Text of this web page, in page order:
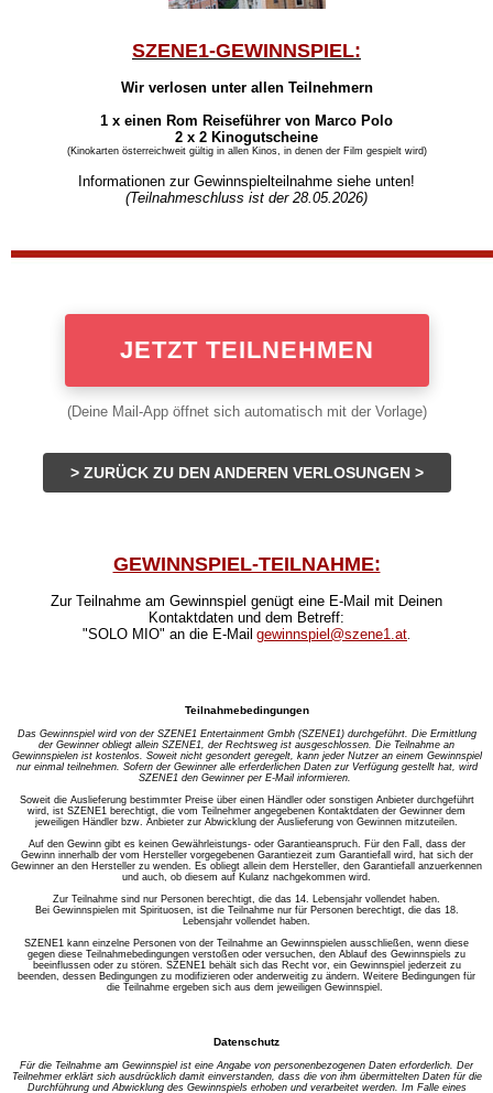
SZENE1-GEWINNSPIEL:
Wir verlosen unter allen Teilnehmern
1 x einen Rom Reiseführer von Marco Polo
2 x 2 Kinogutscheine
(Kinokarten österreichweit gültig in allen Kinos, in denen der Film gespielt wird)
Informationen zur Gewinnspielteilnahme siehe unten!
(Teilnahmeschluss ist der 28.05.2026)
JETZT TEILNEHMEN
(Deine Mail-App öffnet sich automatisch mit der Vorlage)
> ZURÜCK ZU DEN ANDEREN VERLOSUNGEN >
GEWINNSPIEL-TEILNAHME:
Zur Teilnahme am Gewinnspiel genügt eine E-Mail mit Deinen
Kontaktdaten und dem Betreff:
"SOLO MIO" an die E-Mail gewinnspiel@szene1.at.
Teilnahmebedingungen
Das Gewinnspiel wird von der SZENE1 Entertainment Gmbh (SZENE1) durchgeführt. Die Ermittlung
der Gewinner obliegt allein SZENE1, der Rechtsweg ist ausgeschlossen. Die Teilnahme an
Gewinnspielen ist kostenlos. Soweit nicht gesondert geregelt, kann jeder Nutzer an einem Gewinnspiel
nur einmal teilnehmen. Sofern der Gewinner alle erferderlichen Daten zur Verfügung gestellt hat, wird
SZENE1 den Gewinner per E-Mail informieren.
Soweit die Auslieferung bestimmter Preise über einen Händler oder sonstigen Anbieter durchgeführt
wird, ist SZENE1 berechtigt, die vom Teilnehmer angegebenen Kontaktdaten der Gewinner dem
jeweiligen Händler bzw. Anbieter zur Abwicklung der Auslieferung von Gewinnen mitzuteilen.
Auf den Gewinn gibt es keinen Gewährleistungs- oder Garantieanspruch. Für den Fall, dass der
Gewinn innerhalb der vom Hersteller vorgegebenen Garantiezeit zum Garantiefall wird, hat sich der
Gewinner an den Hersteller zu wenden. Es obliegt allein dem Hersteller, den Garantiefall anzuerkennen
und auch, ob diesem auf Kulanz nachgekommen wird.
Zur Teilnahme sind nur Personen berechtigt, die das 14. Lebensjahr vollendet haben.
Bei Gewinnspielen mit Spirituosen, ist die Teilnahme nur für Personen berechtigt, die das 18.
Lebensjahr vollendet haben.
SZENE1 kann einzelne Personen von der Teilnahme an Gewinnspielen ausschließen, wenn diese
gegen diese Teilnahmebedingungen verstoßen oder versuchen, den Ablauf des Gewinnspiels zu
beeinflussen oder zu stören. SZENE1 behält sich das Recht vor, ein Gewinnspiel jederzeit zu
beenden, dessen Bedingungen zu modifizieren oder anderweitig zu ändern. Weitere Bedingungen für
die Teilnahme ergeben sich aus dem jeweiligen Gewinnspiel.
Datenschutz
Für die Teilnahme am Gewinnspiel ist eine Angabe von personenbezogenen Daten erforderlich. Der
Teilnehmer erklärt sich ausdrücklich damit einverstanden, dass die von ihm übermittelten Daten für die
Durchführung und Abwicklung des Gewinnspiels erhoben und verarbeitet werden. Im Falle eines